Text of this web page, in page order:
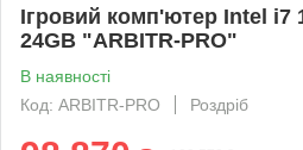
Ігровий комп'ютер Intel i7
24GB "ARBITR-PRO"
В наявності
Код: ARBITR-PRO
Роздріб